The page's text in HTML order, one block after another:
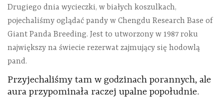
Drugiego dnia wycieczki, w białych koszulkach,
pojechaliśmy oglądać pandy w Chengdu Research Base of
Giant Panda Breeding. Jest to utworzony w 1987 roku
największy na świecie rezerwat zajmujący się hodowlą
pand.
Przyjechaliśmy tam w godzinach porannych, ale
aura przypominała raczej upalne popołudnie.